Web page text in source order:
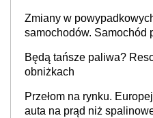
Zmiany w
samochodów. Samochód
producenta
Będą tańsze paliwa?
obniżkach
Przełom na rynku.
auta na prąd niż